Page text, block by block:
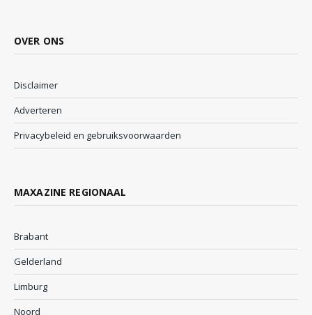
OVER ONS
Disclaimer
Adverteren
Privacybeleid en gebruiksvoorwaarden
MAXAZINE REGIONAAL
Brabant
Gelderland
Limburg
Noord